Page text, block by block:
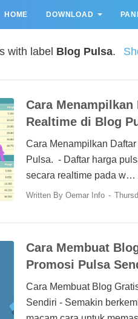
HOME DOWNLOAD
with label Blog Pulsa.
Cara Menampilkan
Realtime di Blog
Cara Menampilkan
Pulsa. - Daftar harga
secara realtime pada w…
Written By Oemar Info
Cara Membuat
Promosi Pulsa
Cara Membuat Blog
Sendiri - Semakin